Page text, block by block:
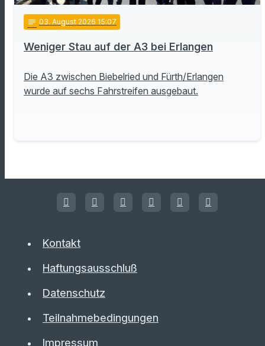
notes 03. August 2026 15:07
Weniger Stau auf der A3 bei Erlangen
Die A3 zwischen Biebelried und Fürth/Erlangen
wurde auf sechs Fahrstreifen ausgebaut.
Kontakt
Haftungsausschluß
Datenschutz
Teilnahmebedingungen
Impressum